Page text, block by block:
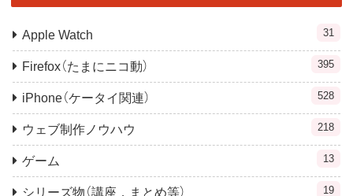
Apple Watch 31
Firefox（たまにニコ動） 395
iPhone（ケータイ関連） 528
ウェブ制作ノウハウ 218
ゲーム 13
シリーズ物（講座，まとめ等） 19